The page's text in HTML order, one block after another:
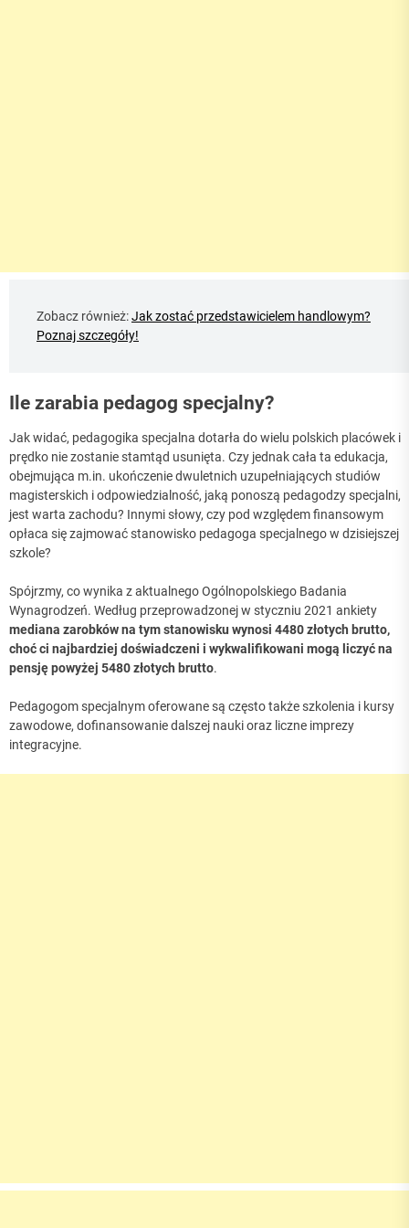
Zobacz również:Jak zostać przedstawicielem handlowym?
Poznaj szczegóły!
Ile zarabia pedagog specjalny?
Jak widać, pedagogika specjalna dotarła do wielu polskich placówek i
prędko nie zostanie stamtąd usunięta. Czy jednak cała ta edukacja,
obejmująca m.in. ukończenie dwuletnich uzupełniających studiów
magisterskich i odpowiedzialność, jaką ponoszą pedagodzy specjalni,
jest warta zachodu? Innymi słowy, czy pod względem finansowym
opłaca się zajmować stanowisko pedagoga specjalnego w dzisiejszej
szkole?
Spójrzmy, co wynika z aktualnego Ogólnopolskiego Badania
Wynagrodzeń. Według przeprowadzonej w styczniu 2021 ankiety
mediana zarobków na tym stanowisku wynosi 4480 złotych brutto,
choć ci najbardziej doświadczeni i wykwalifikowani mogą liczyć na
pensję powyżej 5480 złotych brutto.
Pedagogom specjalnym oferowane są często także szkolenia i kursy
zawodowe, dofinansowanie dalszej nauki oraz liczne imprezy
integracyjne.